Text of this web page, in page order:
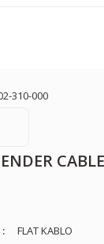
310-000
FLAT KABLO